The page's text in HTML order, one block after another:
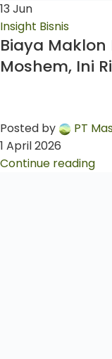
13 Jun
Insight Bisnis
Biaya
Moshem, Ini
Posted by
PT
1 April 2026
Continue reading